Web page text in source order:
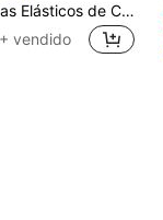
Livesso 5 Peças Elásticos de Cabelo de Tecido Cetim Enrugado para Mulheres, Design Elegante e Simples, Elásticos de Cabelo Elásticos para Rabo de Cavalo e Coque, Uso Diário (Sem Embalagem de Cartão de Papel, Cartão de Papel Apenas para Fotografia) Acessórios de Cabelo
vendido